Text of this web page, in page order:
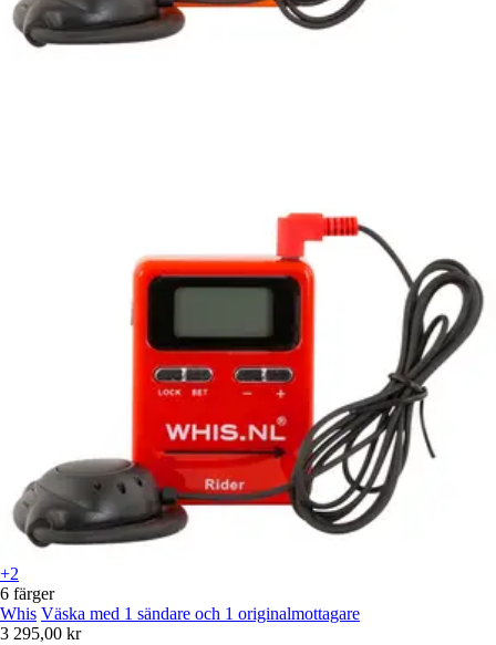
+2
6 färger
Whis Väska med 1 sändare och 1 originalmottagare
3 295,00 kr